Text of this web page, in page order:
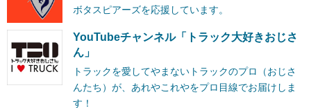
ボタスピアーズを応援しています。
YouTubeチャンネル「トラック大好きおじさ
ん」
トラックを愛してやまないトラックのプロ（おじさ
んたち）が、あれやこれやをプロ目線でお届けしま
す！